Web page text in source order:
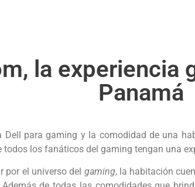
la experiencia
Panamá
para gaming y la comodidad de una
los fanáticos del gaming tengan una
por el universo del gaming, la habitación